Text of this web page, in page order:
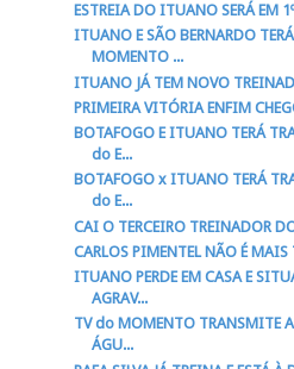
ESTREIA DO ITUANO SERÁ EM
ITUANO E SÃO BERNARDO
MOMENTO ...
ITUANO JÁ TEM NOVO
PRIMEIRA VITÓRIA ENFIM
BOTAFOGO E ITUANO TERÁ
do E...
BOTAFOGO x ITUANO TERÁ
do E...
CAI O TERCEIRO TREINADOR
CARLOS PIMENTEL NÃO É
ITUANO PERDE EM CASA E
AGRAV...
TV do MOMENTO TRANSMITE
ÁGU...